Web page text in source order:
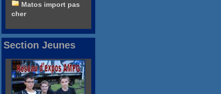
Matos import pas
cher
Section Jeunes